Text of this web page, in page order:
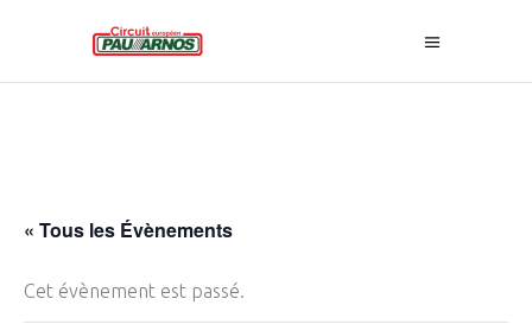
« Tous les Évènements
Cet évènement est passé.